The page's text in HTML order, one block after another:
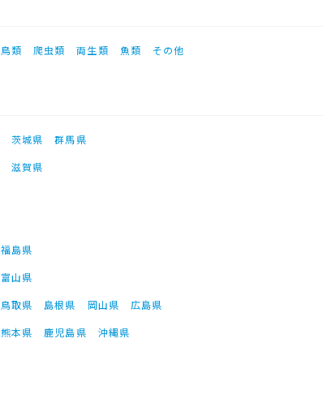
鳥類 爬虫類 両生類 魚類 その他
茨城県
群馬県
滋賀県
福島県
富山県
鳥取県 島根県 岡山県
広島県
熊本県 鹿児島県 沖縄県